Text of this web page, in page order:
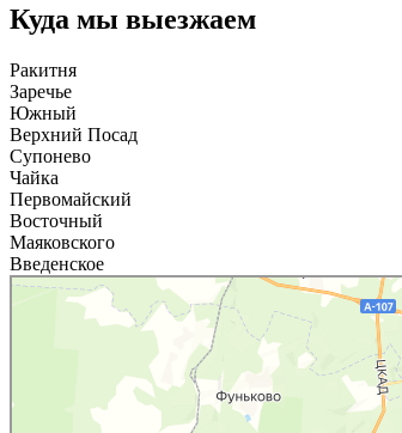
Куда мы выезжаем
Ракитня
Заречье
Южный
Верхний Посад
Супонево
Чайка
Первомайский
Восточный
Маяковского
Введенское